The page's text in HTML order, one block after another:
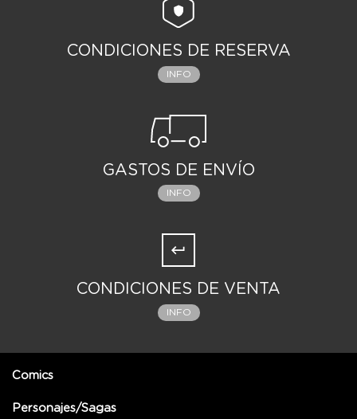
CONDICIONES DE RESERVA
INFO
GASTOS DE ENVÍO
INFO
CONDICIONES DE VENTA
INFO
Comics
Personajes/Sagas